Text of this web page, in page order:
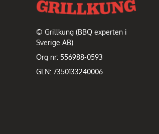
© Grillkung (BBQ experten i
Sverige AB)
Org nr: 556988-0593
GLN: 7350133240006